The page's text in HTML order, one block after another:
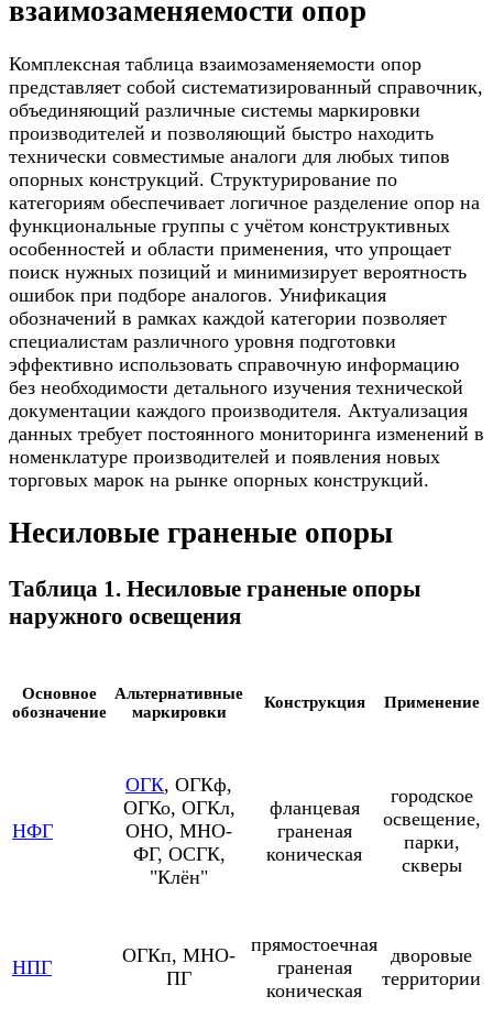
взаимозаменяемости опор
Комплексная таблица взаимозаменяемости опор
представляет собой систематизированный справочник,
объединяющий различные системы маркировки
производителей и позволяющий быстро находить
технически совместимые аналоги для любых типов
опорных конструкций. Структурирование по
категориям обеспечивает логичное разделение опор на
функциональные группы с учётом конструктивных
особенностей и области применения, что упрощает
поиск нужных позиций и минимизирует вероятность
ошибок при подборе аналогов. Унификация
обозначений в рамках каждой категории позволяет
специалистам различного уровня подготовки
эффективно использовать справочную информацию
без необходимости детального изучения технической
документации каждого производителя. Актуализация
данных требует постоянного мониторинга изменений в
номенклатуре производителей и появления новых
торговых марок на рынке опорных конструкций.
Несиловые граненые опоры
Таблица 1. Несиловые граненые опоры
наружного освещения
Основное
обозначение
Альтернативные
маркировки
Конструкция Применение
НФГ
ОГК, ОГКф,
ОГКо, ОГКл,
ОНО, МНО-
ФГ, ОСГК,
"Клён"
фланцевая
граненая
коническая
городское
освещение,
парки,
скверы
НПГ
ОГКп, МНО-
ПГ
прямостоечная
граненая
коническая
дворовые
территории